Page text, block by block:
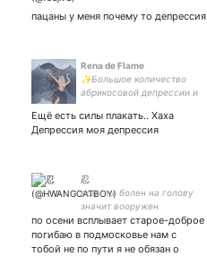
пацаны у меня почему то депрессия
Rena de Flame
✨Большое количество
абрикосовой депрессии и
Ещё есть силы плакать.. Хаха
Депрессия моя депрессия
忍
если ты болен на голову
значит вооружен
по осени всплывает старое-доброе
погибаю в подмосковье нам с
тобой не по пути я не обязан о